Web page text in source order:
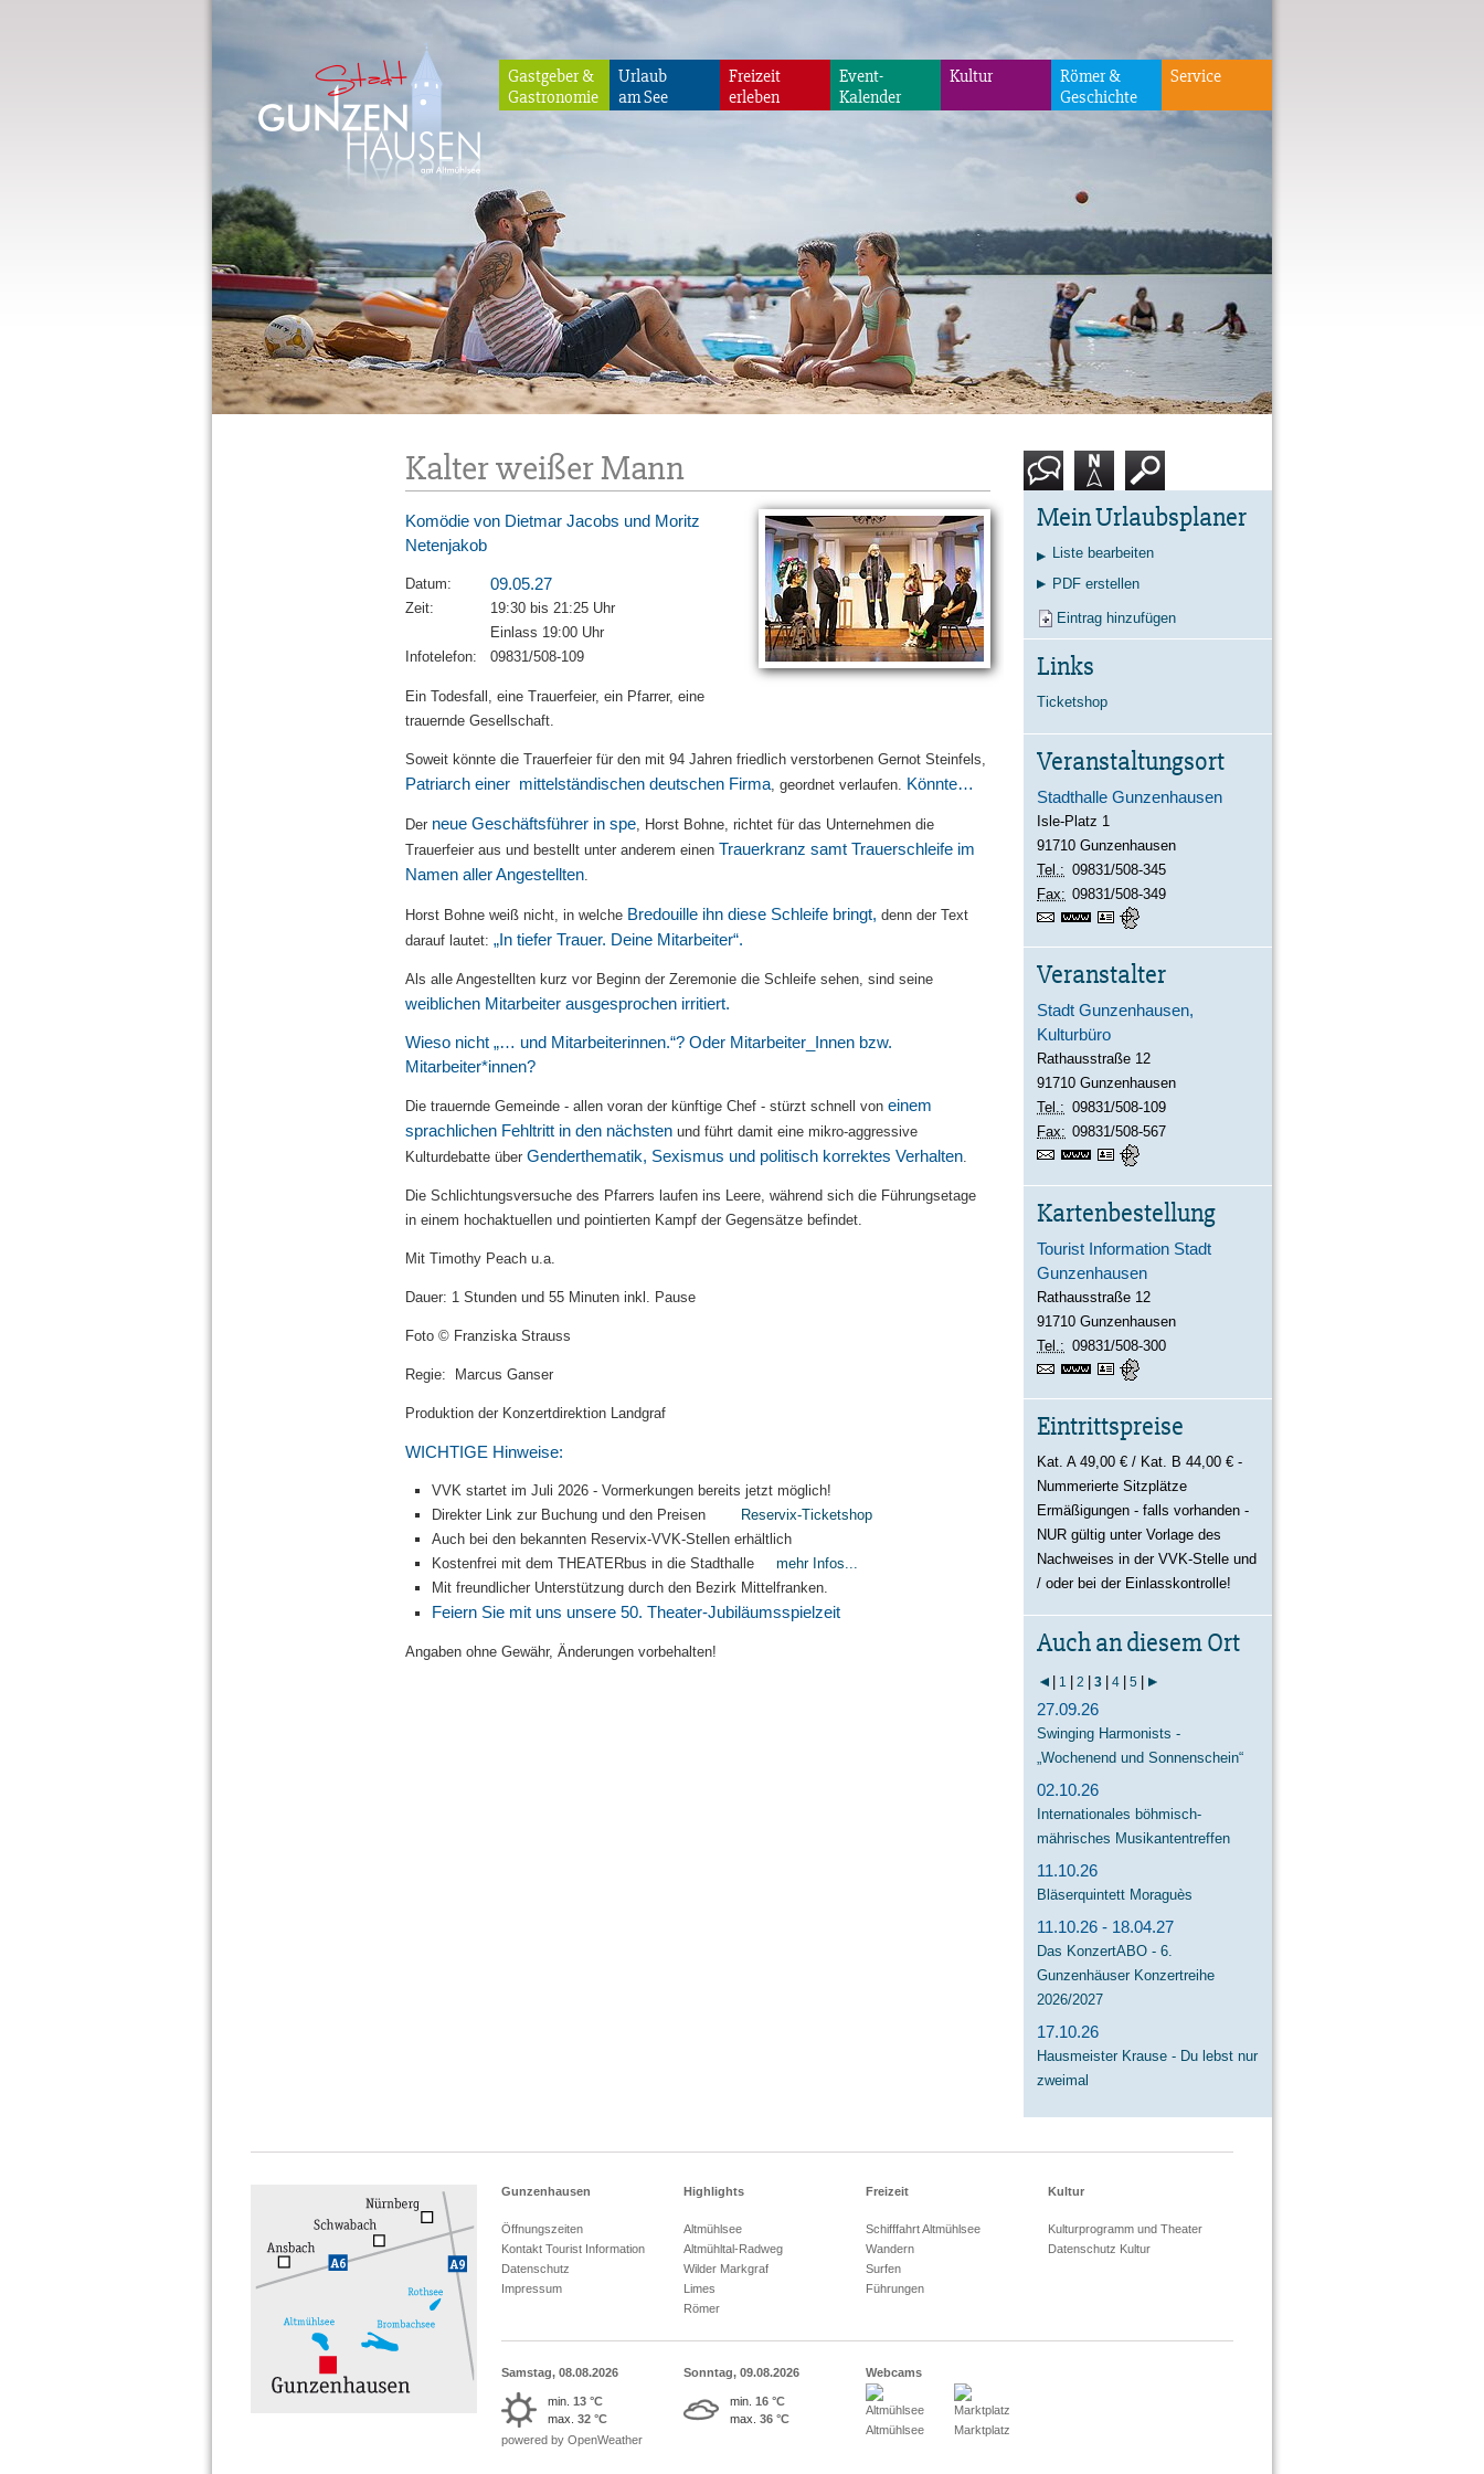
Gunzenhausen
Gastgeber &
Gastronomie
Urlaub
am See
Freizeit
erleben
Event-
Kalender
Kultur
Römer &
Geschichte
Service
Kalter weißer Mann
Komödie von Dietmar Jacobs und Moritz
Netenjakob
Datum: 09.05.27
Zeit:
19:30 bis 21:25 Uhr
Einlass 19:00 Uhr
Infotelefon: 09831/508-109
Ein Todesfall, eine Trauerfeier, ein Pfarrer, eine
trauernde Gesellschaft.
Soweit könnte die Trauerfeier für den mit 94 Jahren friedlich verstorbenen Gernot Steinfels,
Patriarch einer mittelständischen deutschen Firma, geordnet verlaufen. Könnte…
Der neue Geschäftsführer in spe, Horst Bohne, richtet für das Unternehmen die
Trauerfeier aus und bestellt unter anderem einen Trauerkranz samt Trauerschleife im
Namen aller Angestellten.
Horst Bohne weiß nicht, in welche Bredouille ihn diese Schleife bringt, denn der Text
darauf lautet: „In tiefer Trauer. Deine Mitarbeiter“.
Als alle Angestellten kurz vor Beginn der Zeremonie die Schleife sehen, sind seine
weiblichen Mitarbeiter ausgesprochen irritiert.
Wieso nicht „… und Mitarbeiterinnen.“? Oder Mitarbeiter_Innen bzw.
Mitarbeiter*innen?
Die trauernde Gemeinde - allen voran der künftige Chef - stürzt schnell von einem
sprachlichen Fehltritt in den nächsten und führt damit eine mikro-aggressive
Kulturdebatte über Genderthematik, Sexismus und politisch korrektes Verhalten.
Die Schlichtungsversuche des Pfarrers laufen ins Leere, während sich die Führungsetage
in einem hochaktuellen und pointierten Kampf der Gegensätze befindet.
Mit Timothy Peach u.a.
Dauer: 1 Stunden und 55 Minuten inkl. Pause
Foto © Franziska Strauss
Regie: Marcus Ganser
Produktion der Konzertdirektion Landgraf
WICHTIGE Hinweise:
VVK startet im Juli 2026 - Vormerkungen bereits jetzt möglich!
Direkter Link zur Buchung und den Preisen
Reservix-Ticketshop
Auch bei den bekannten Reservix-VVK-Stellen erhältlich
Kostenfrei mit dem THEATERbus in die Stadthalle mehr Infos...
Mit freundlicher Unterstützung durch den Bezirk Mittelfranken.
Feiern Sie mit uns unsere 50. Theater-Jubiläumsspielzeit
Angaben ohne Gewähr, Änderungen vorbehalten!
Mein Urlaubsplaner
Liste bearbeiten
PDF erstellen
Eintrag hinzufügen
Links
Ticketshop
Veranstaltungsort
Stadthalle Gunzenhausen
Isle-Platz 1
91710 Gunzenhausen
Tel.: 09831/508-345
Fax: 09831/508-349
https://stadthalle-
vCard
10°45'20.66''E
Veranstalter
Stadt Gunzenhausen,
Kulturbüro
Rathausstraße 12
91710 Gunzenhausen
Tel.: 09831/508-109
Fax: 09831/508-567
www.gunzenhausen.info
vCard
10°45'18.66''E
Kartenbestellung
Tourist Information Stadt
Gunzenhausen
Rathausstraße 12
91710 Gunzenhausen
Tel.: 09831/508-300
https://www.gunzenhausen.info
vCard
10°45'19.01''E
Eintrittspreise
Kat. A 49,00 € / Kat. B 44,00 € -
Nummerierte Sitzplätze
Ermäßigungen - falls vorhanden -
NUR gültig unter Vorlage des
Nachweises in der VVK-Stelle und
/ oder bei der Einlasskontrolle!
Auch an diesem Ort
| 1 | 2 | 3 | 4 | 5 |
27.09.26
Swinging Harmonists -
„Wochenend und Sonnenschein“
02.10.26
Internationales böhmisch-
mährisches Musikantentreffen
11.10.26
Bläserquintett Moraguès
11.10.26 - 18.04.27
Das KonzertABO - 6.
Gunzenhäuser Konzertreihe
2026/2027
17.10.26
Hausmeister Krause - Du lebst nur
zweimal
Gunzenhausen
Öffnungszeiten
Kontakt Tourist Information
Datenschutz
Impressum
Highlights
Altmühlsee
Altmühltal-Radweg
Wilder Markgraf
Limes
Römer
Freizeit
Schifffahrt Altmühlsee
Wandern
Surfen
Führungen
Kultur
Kulturprogramm und Theater
Datenschutz Kultur
Samstag, 08.08.2026
min. 13 °C
max. 32 °C
Sonntag, 09.08.2026
min. 16 °C
max. 36 °C
powered by OpenWeather
Webcams
Altmühlsee Marktplatz